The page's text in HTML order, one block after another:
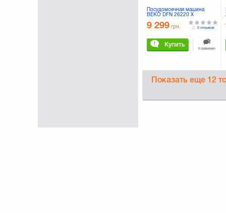
Посудомоечная машина
BEKO DFN 26220 X
9 299 грн.
Купить
0 отзывов
К сравнению
Показать еще 12